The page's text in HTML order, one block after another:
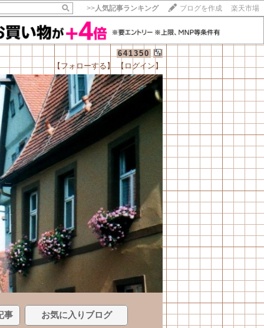
>>人気記事ランキング ブログを作成 楽天市場
641350
【フォローする】 【ログイン】
事 お気に入りブログ